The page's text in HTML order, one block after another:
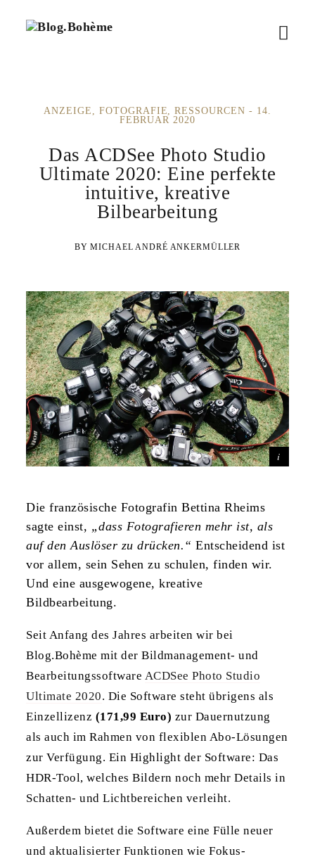
B
M
n
ANZEIGE FOTOGRAFIE RESSOURCEN
14.
FEBRUAR 2020
Das ACDSee Photo Studio
Ultimate 2020: Eine perfekte
intuitive, kreative
Bilbearbeitung
MICHAEL ANDRÉ ANKERMÜLLER
Die französische Fotografin Bettina Rheims
sagte einst, „dass Fotografieren mehr ist, als
auf den Auslöser zu drücken.“Entscheidend ist
vor allem, sein Sehen zu schulen, finden wir.
Und eine ausgewogene, kreative
Bildbearbeitung.
Seit Anfang des Jahres arbeiten wir bei
Blog.Bohème mit der Bildmanagement- und
Bearbeitungssoftware ACDSee Photo Studio
Ultimate 2020. Die Software steht übrigens als
Einzellizenz (171,99 Euro) zur Dauernutzung
als auch im Rahmen von flexiblen Abo-Lösungen
zur Verfügung. Ein Highlight der Software: Das
HDR-Tool, welches Bildern noch mehr Details in
Schatten- und Lichtbereichen verleiht.
Außerdem bietet die Software eine Fülle neuer
und aktualisierter Funktionen wie Fokus-